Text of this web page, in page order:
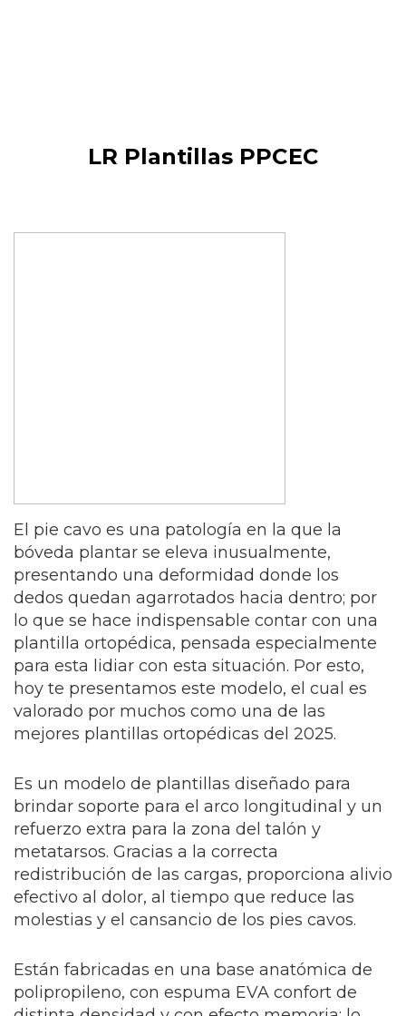
LR Plantillas PPCEC
El pie cavo es una patología en la que la
bóveda plantar se eleva inusualmente,
presentando una deformidad donde los
dedos quedan agarrotados hacia dentro; por
lo que se hace indispensable contar con una
plantilla ortopédica, pensada especialmente
para esta lidiar con esta situación. Por esto,
hoy te presentamos este modelo, el cual es
valorado por muchos como una de las
mejores plantillas ortopédicas del 2025.
Es un modelo de plantillas diseñado para
brindar soporte para el arco longitudinal y un
refuerzo extra para la zona del talón y
metatarsos. Gracias a la correcta
redistribución de las cargas, proporciona alivio
efectivo al dolor, al tiempo que reduce las
molestias y el cansancio de los pies cavos.
Están fabricadas en una base anatómica de
polipropileno, con espuma EVA confort de